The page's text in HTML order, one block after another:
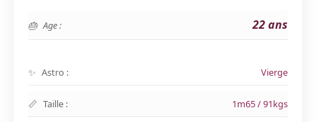
Age : 22 ans
Astro : Vierge
Taille : 1m65 / 91kgs